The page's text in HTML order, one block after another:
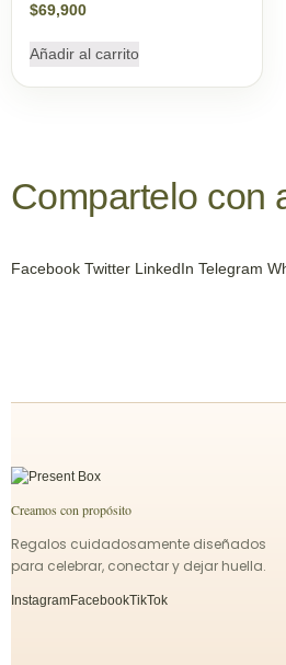
$69,900
Añadir al carrito
Compartelo con
Facebook Twitter LinkedIn Telegram
Creamos con propósito
Regalos cuidadosamente diseñados
para celebrar, conectar y dejar huella.
InstagramFacebookTikTok